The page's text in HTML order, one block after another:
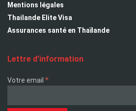
Mentions légales
Thailande Elite Visa
Assurances santé en Thaïlande
Lettre d’information
Votre email *